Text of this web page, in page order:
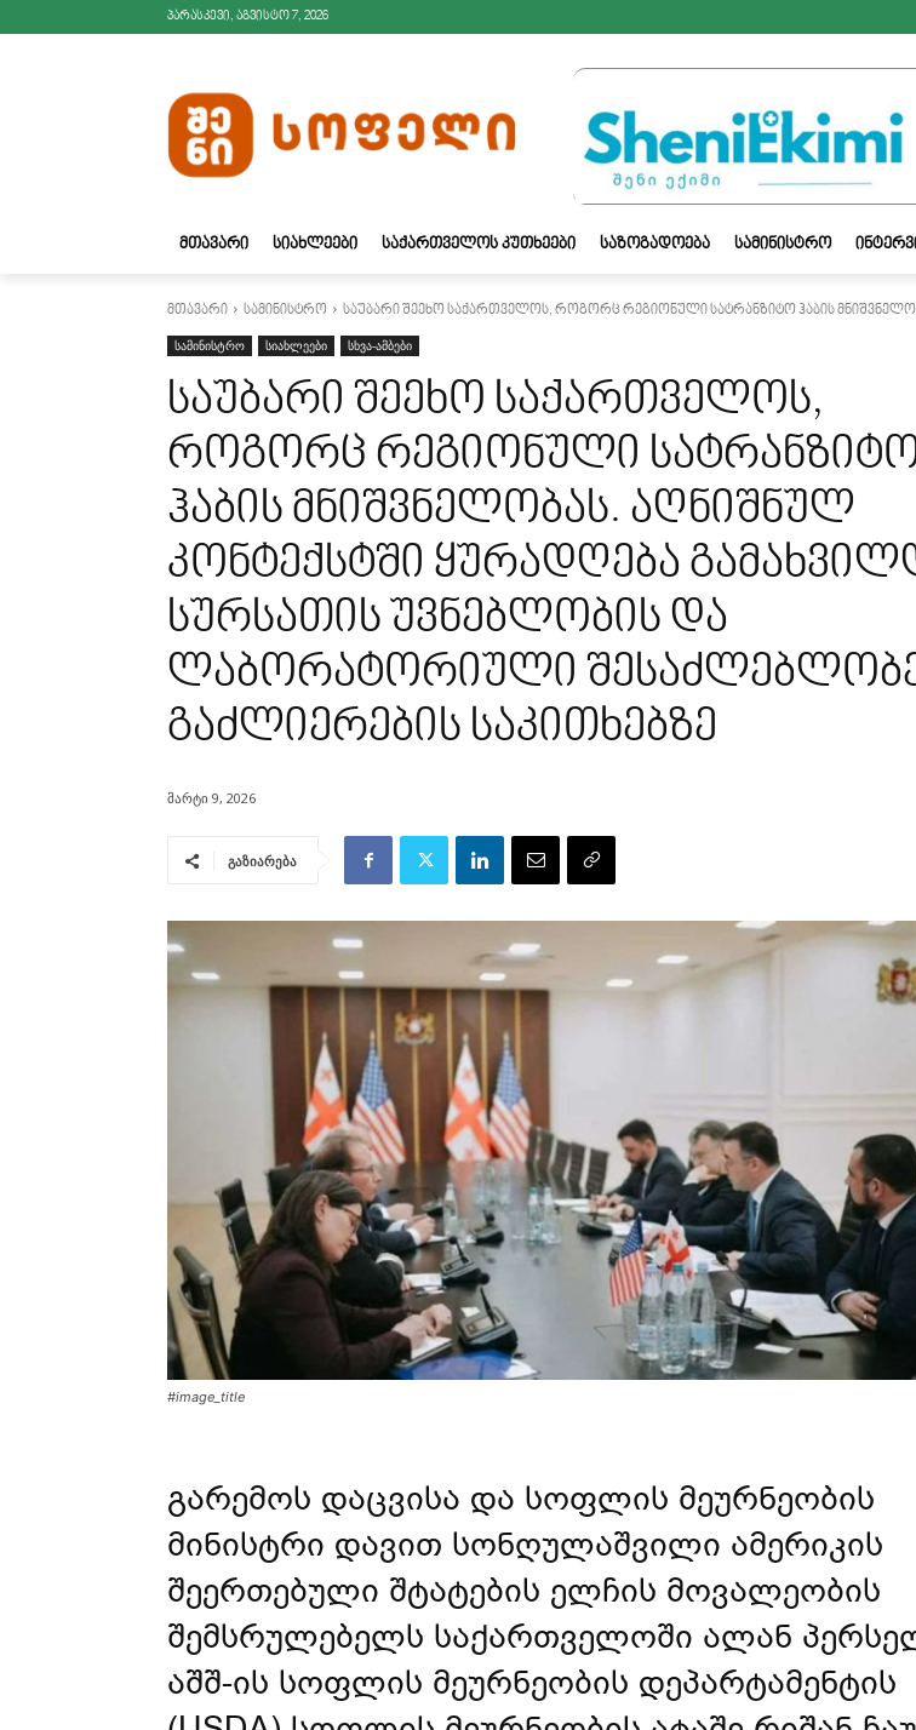
პარასკევი, აგვისტო 7, 2026
ᲛᲗᲐᲕᲐᲠᲘ ᲡᲘᲐᲮᲚᲔᲔᲑᲘ ᲡᲐᲥᲐᲠᲗᲕᲔᲚᲝᲡ ᲙᲣᲗᲮᲔᲔᲑᲘ ᲡᲐᲖᲝᲒᲐᲓᲝᲔᲑᲐ ᲡᲐᲛᲘᲜᲘᲡᲢᲠᲝ
მთავარი სამინისტრო საუბარი შეეხო საქართველოს, როგორც რეგიონული სატრანზიტო ჰაბის
სამინისტრო სიახლეები სხვა-ამბები
საუბარი შეეხო საქართველოს,
როგორც რეგიონული
ჰაბის მნიშვნელობას. აღნიშნულ
კონტექსტში ყურადღება
სურსათის უვნებლობის და
ლაბორატორიული
გაძლიერების საკითხებზე
მარტი 9, 2026
გაზიარება
#image_title
გარემოს დაცვისა და სოფლის მეურნეობის
მინისტრი დავით სონღულაშვილი ამერიკის
შეერთებული შტატების ელჩის მოვალეობის
შემსრულებელს საქართველოში ალან
აშშ-ის სოფლის მეურნეობის დეპარტამენტის